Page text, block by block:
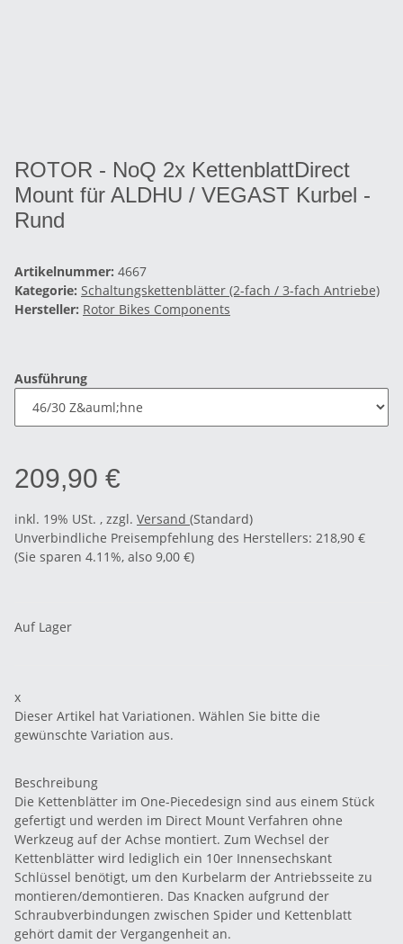
ROTOR - NoQ 2x KettenblattDirect
Mount für ALDHU / VEGAST Kurbel -
Rund
Artikelnummer: 4667
Kategorie: Schaltungskettenblätter (2-fach / 3-fach Antriebe)
Hersteller: Rotor Bikes Components
Ausführung
209,90 €
inkl. 19% USt. , zzgl. Versand (Standard)
Unverbindliche Preisempfehlung des Herstellers: 218,90 €
(Sie sparen 4.11%, also 9,00 €)
Auf Lager
x
Dieser Artikel hat Variationen. Wählen Sie bitte die
gewünschte Variation aus.
Beschreibung
Die Kettenblätter im One-Piecedesign sind aus einem Stück
gefertigt und werden im Direct Mount Verfahren ohne
Werkzeug auf der Achse montiert. Zum Wechsel der
Kettenblätter wird lediglich ein 10er Innensechskant
Schlüssel benötigt, um den Kurbelarm der Antriebsseite zu
montieren/demontieren. Das Knacken aufgrund der
Schraubverbindungen zwischen Spider und Kettenblatt
gehört damit der Vergangenheit an.